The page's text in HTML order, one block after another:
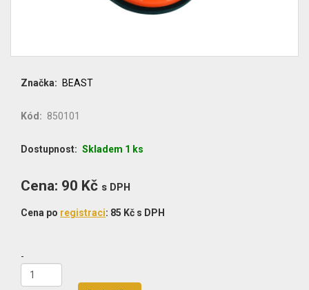
Značka BEAST
Kód 850101
Dostupnost Skladem 1 ks
Cena
Cena: 90 Kč s DPH
Cena po registraci: 85 Kč s DPH
-